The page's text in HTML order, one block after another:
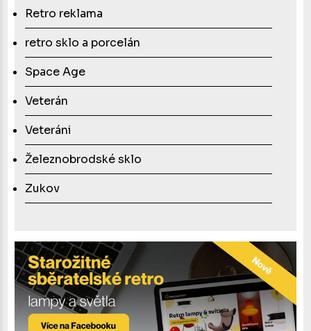
Retro reklama
retro sklo a porcelán
Space Age
Veterán
Veteráni
Železnobrodské sklo
Zukov